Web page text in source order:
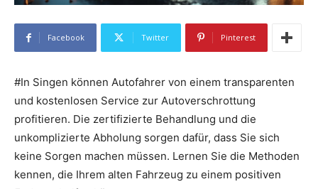
Facebook Twitter Pinterest
#In Singen können Autofahrer von einem transparenten
und kostenlosen Service zur Autoverschrottung
profitieren. Die zertifizierte Behandlung und die
unkomplizierte Abholung sorgen dafür, dass Sie sich
keine Sorgen machen müssen. Lernen Sie die Methoden
kennen, die Ihrem alten Fahrzeug zu einem positiven